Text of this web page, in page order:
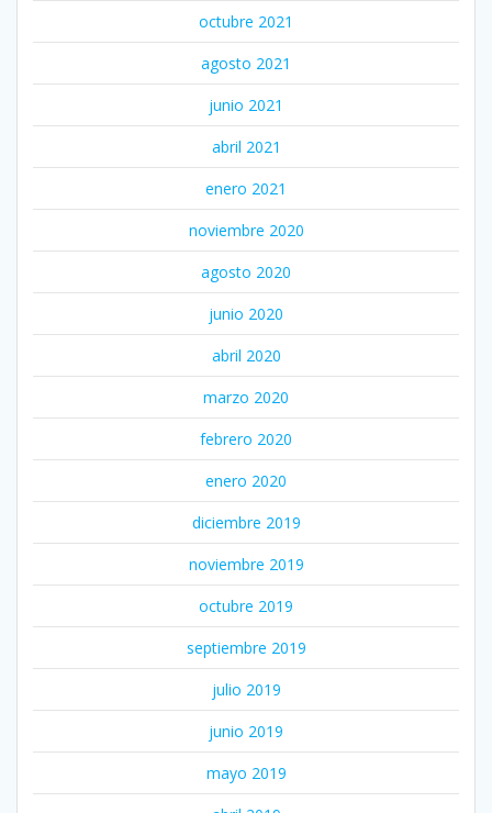
octubre 2021
agosto 2021
junio 2021
abril 2021
enero 2021
noviembre 2020
agosto 2020
junio 2020
abril 2020
marzo 2020
febrero 2020
enero 2020
diciembre 2019
noviembre 2019
octubre 2019
septiembre 2019
julio 2019
junio 2019
mayo 2019